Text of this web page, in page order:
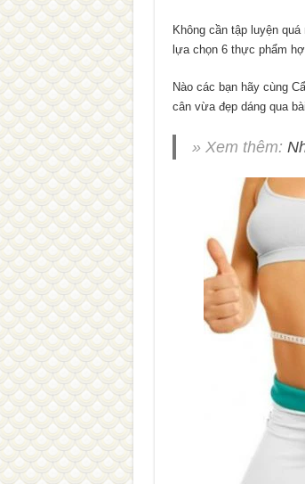
Không cần tập luyện
lựa chọn 6 thực phẩm
Nào các bạn hãy cùng
cân vừa đẹp dáng qua
» Xem thêm: